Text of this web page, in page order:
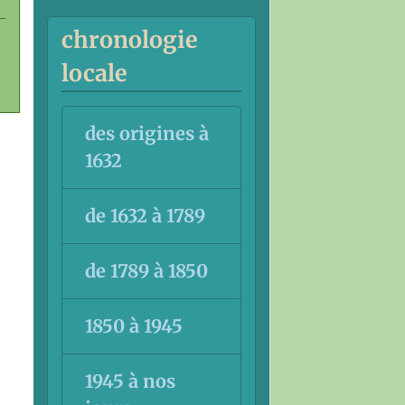
chronologie
locale
des origines à
1632
de 1632 à 1789
de 1789 à 1850
1850 à 1945
1945 à nos